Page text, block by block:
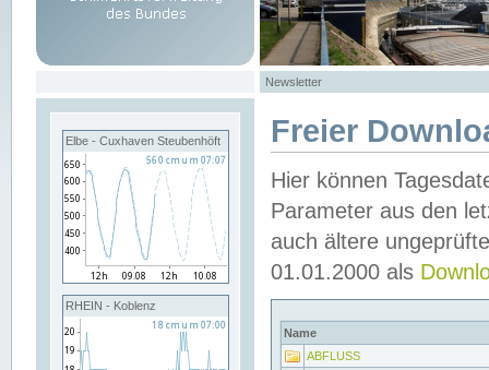
Newsletter
Elbe - Cuxhaven Steubenhöft
RHEIN - Koblenz
Freier
Hier können
Parameter aus den
auch ältere
01.01.2000 als
Name
ABFLUSS